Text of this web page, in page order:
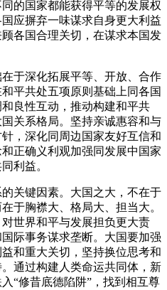
的国家都能获得平等的发展权
应摒弃一味谋求自身更大利益
各国合理关切，在谋求本国发
深化拓展平等、开放、合作
平共处五项原则基础上同各国
良性互动，推动构建和平共
关系格局。坚持亲诚惠容和与
，深化同周边国家友好互信和
正确义利观加强同发展中国家
利益。
键因素。大国之大，不在于
于胸襟大、格局大、担当大。
世界和平与发展担负更大责
际事务谋求垄断。大国要加强
和重大关切，坚持换位思考和
通过构建人类命运共同体，新
“修昔底德陷阱”，找到相互尊